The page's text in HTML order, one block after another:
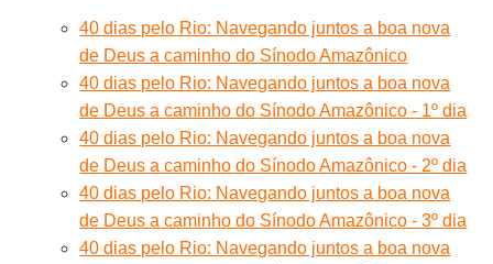
40 dias pelo Rio: Navegando juntos a boa nova
de Deus a caminho do Sínodo Amazônico
40 dias pelo Rio: Navegando juntos a boa nova
de Deus a caminho do Sínodo Amazônico - 1º dia
40 dias pelo Rio: Navegando juntos a boa nova
de Deus a caminho do Sínodo Amazônico - 2º dia
40 dias pelo Rio: Navegando juntos a boa nova
de Deus a caminho do Sínodo Amazônico - 3º dia
40 dias pelo Rio: Navegando juntos a boa nova